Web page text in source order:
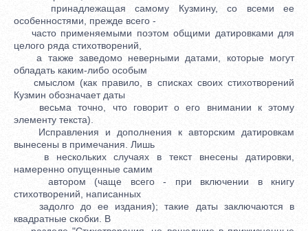
принадлежащая самому Кузмину, со всеми ее
особенностями, прежде всего -
часто применяемыми поэтом общими датировками для
целого ряда стихотворений,
а также заведомо неверными датами, которые могут
обладать каким-либо особым
смыслом (как правило, в списках своих стихотворений
Кузмин обозначает даты
весьма точно, что говорит о его внимании к этому
элементу текста).
Исправления и дополнения к авторским датировкам
вынесены в примечания. Лишь
в нескольких случаях в текст внесены датировки,
намеренно опущенные самим
автором (чаще всего - при включении в книгу
стихотворений, написанных
задолго до ее издания); такие даты заключаются в
квадратные скобки. В